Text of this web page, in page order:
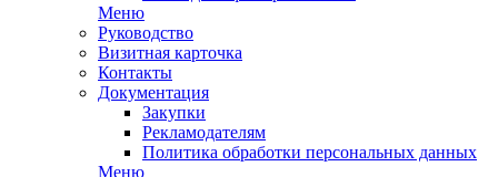
Меню
Руководство
Визитная карточка
Контакты
Документация
Закупки
Рекламодателям
Политика обработки персональных данных
Меню